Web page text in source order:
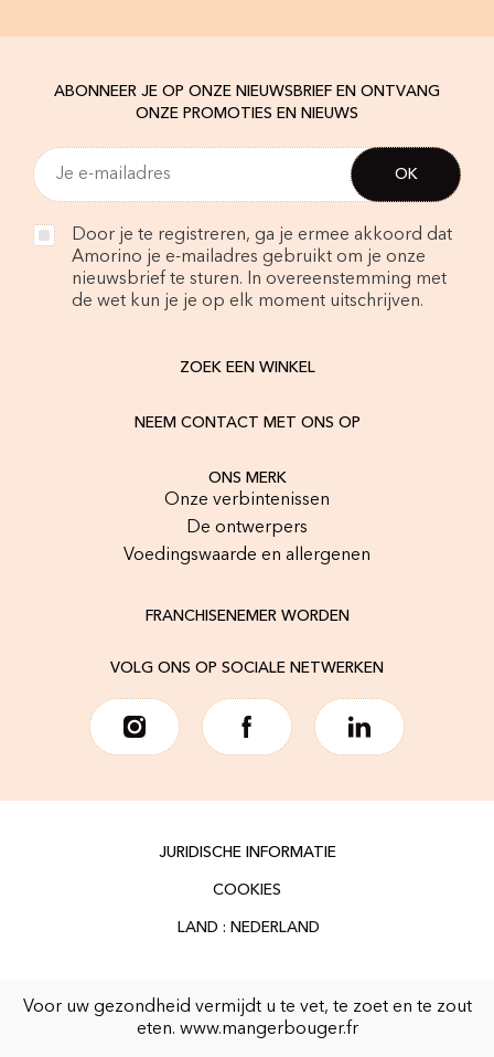
ABONNEER JE OP ONZE NIEUWSBRIEF EN ONTVANG
ONZE PROMOTIES EN NIEUWS
Door je te registreren, ga je ermee akkoord dat
Amorino je e-mailadres gebruikt om je onze
nieuwsbrief te sturen. In overeenstemming met
de wet kun je je op elk moment uitschrijven.
ZOEK EEN WINKEL
NEEM CONTACT MET ONS OP
ONS MERK
Onze verbintenissen
De ontwerpers
Voedingswaarde en allergenen
FRANCHISENEMER WORDEN
VOLG ONS OP SOCIALE NETWERKEN
JURIDISCHE INFORMATIE
COOKIES
Voor uw gezondheid vermijdt u te vet, te zoet en te zout
eten. www.mangerbouger.fr